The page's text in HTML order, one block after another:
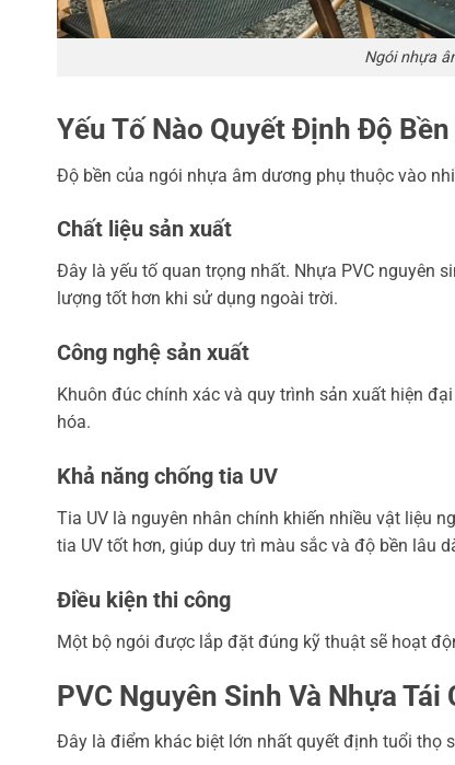
Ngói nhựa
Yếu Tố Nào Quyết Định Độ
Độ bền của ngói nhựa âm dương phụ thuộc vào
Chất liệu sản xuất
Đây là yếu tố quan trọng nhất. Nhựa PVC nguyên
lượng tốt hơn khi sử dụng ngoài trời.
Công nghệ sản xuất
Khuôn đúc chính xác và quy trình sản xuất hiện
hóa.
Khả năng chống tia UV
Tia UV là nguyên nhân chính khiến nhiều vật liệu
tia UV tốt hơn, giúp duy trì màu sắc và độ bền lâu
Điều kiện thi công
Một bộ ngói được lắp đặt đúng kỹ thuật sẽ hoạt
PVC Nguyên Sinh Và Nhựa
Đây là điểm khác biệt lớn nhất quyết định tuổi thọ